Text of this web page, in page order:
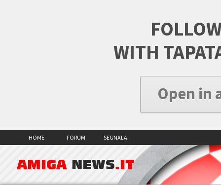
WITH
Open in
HOME FORUM SEGNALA
AMIGA NEWS.IT